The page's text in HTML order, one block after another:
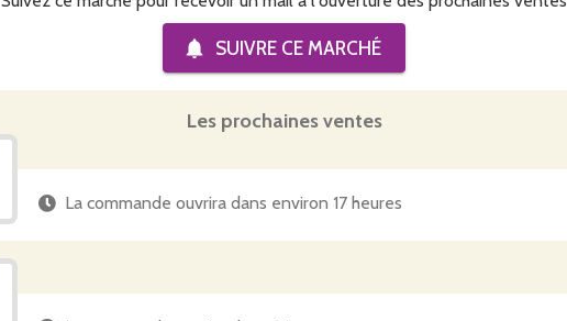
SUIVRE CE MARCHÉ
Les prochaines ventes
La commande ouvrira dans environ 17 heures